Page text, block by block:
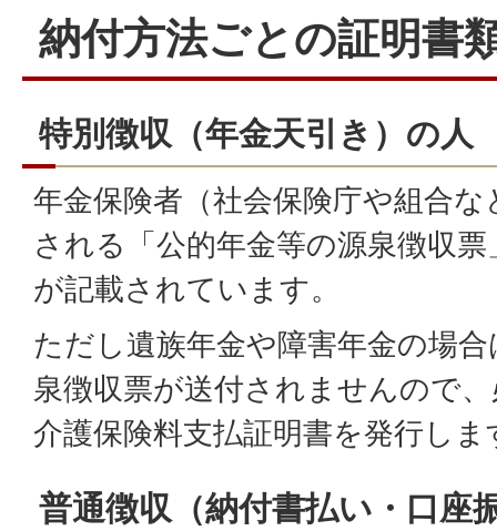
納付方法ごとの証明書
特別徴収（年金天引き）の人
年金保険者（社会保険庁や組合
される「公的年金等の源泉徴収
が記載されています。
ただし遺族年金や障害年金の場
泉徴収票が送付されませんので
介護保険料支払証明書を発行しま
普通徴収（納付書払い・口座